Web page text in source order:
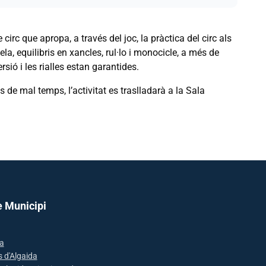
que apropa, a través del joc, la pràctica del circ als
equilibris en xancles, rul·lo i monocicle, a més de
i les rialles estan garantides.
de mal temps, l’activitat es traslladarà a la Sala
Municipi
d'Algaida